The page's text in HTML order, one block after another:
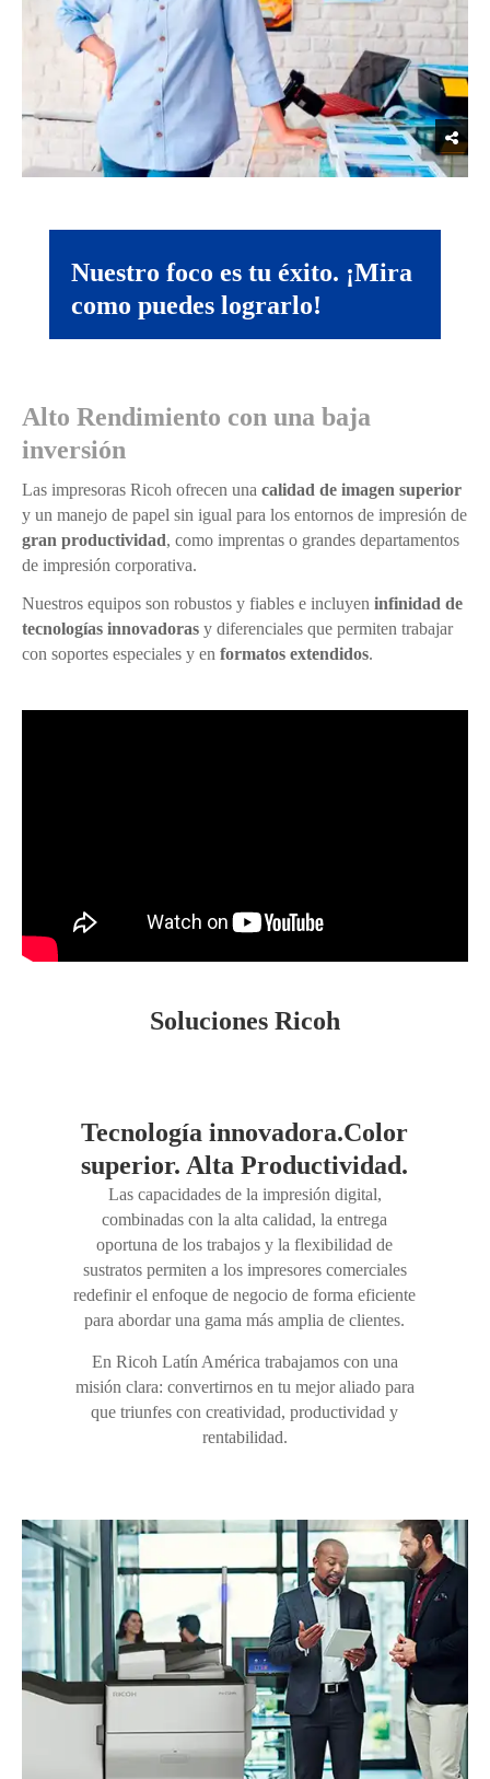
Tecnología innovadora.Color
superior. Alta Productividad.
Las capacidades de la impresión digital,
combinadas con la alta calidad, la entrega
oportuna de los trabajos y la flexibilidad de
sustratos permiten a los impresores comerciales
redefinir el enfoque de negocio de forma eficiente
para abordar una gama más amplia de clientes.
En Ricoh Latín América trabajamos con una
misión clara: convertirnos en tu mejor aliado para
que triunfes con creatividad, productividad y
rentabilidad.
Nuestro foco es tu éxito. ¡Mira
como puedes lograrlo!
Alto Rendimiento con una baja
inversión
Las impresoras Ricoh ofrecen una calidad de imagen superior
y un manejo de papel sin igual para los entornos de impresión de
gran productividad, como imprentas o grandes departamentos
de impresión corporativa.
Nuestros equipos son robustos y fiables e incluyen infinidad de
tecnologías innovadoras y diferenciales que permiten trabajar
con soportes especiales y en formatos extendidos.
Soluciones Ricoh